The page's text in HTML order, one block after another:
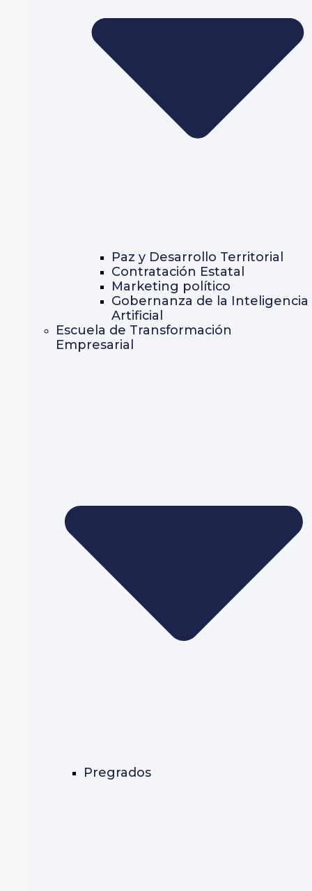
Paz y Desarrollo Territorial
Contratación Estatal
Marketing político
Gobernanza de la Inteligencia
Artificial
Escuela de Transformación
Empresarial
Pregrados